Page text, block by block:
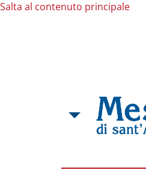
Salta al contenuto principale